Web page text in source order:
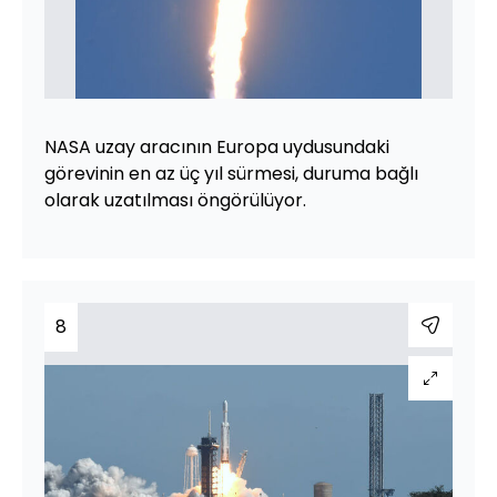
NASA uzay aracının Europa uydusundaki
görevinin en az üç yıl sürmesi, duruma bağlı
olarak uzatılması öngörülüyor.
8